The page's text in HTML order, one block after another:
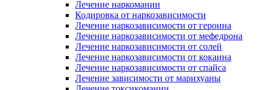
Лечение наркомании
Кодировка от наркозависимости
Лечение наркозависимости от героина
Лечение наркозависимости от мефедрона
Лечение наркозависимости от солей
Лечение наркозависимости от кокаина
Лечение наркозависимости от спайса
Лечение зависимости от марихуаны